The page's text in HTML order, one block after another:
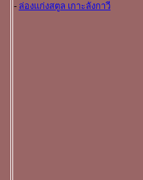
- ล่องแก่งสตูล เกาะลังกาวี